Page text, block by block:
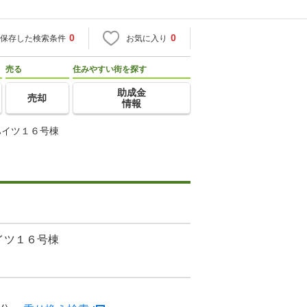
保存した検索条件 0 お気に入り 0
売る
売却
住みやすい街を探す
助成金
情報
ツ１６号棟
ツ１６号棟